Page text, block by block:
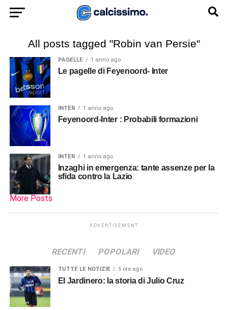
All posts tagged "Robin van Persie"
PAGELLE 1 anno ago
Le pagelle di Feyenoord- Inter
INTER 1 anno ago
Feyenoord-Inter : Probabili formazioni
INTER 1 anno ago
Inzaghi in emergenza: tante assenze per la
sfida contro la Lazio
More Posts
ADVERTISEMENT
RECENTI POPOLARI VIDEO
TUTTE LE NOTIZIE 5 ore ago
El Jardinero: la storia di Julio Cruz